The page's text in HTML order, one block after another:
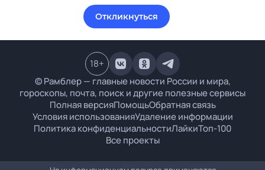
Откликнуться
© Рамблер — главные новости России и мира,
гороскопы, почта, поиск и другие полезные сервисы
Полная версияПомощьОбратная связь
Условия использованияУдаление информации
Политика конфиденциальностиЛайкиТоп-100
Все проекты
18+